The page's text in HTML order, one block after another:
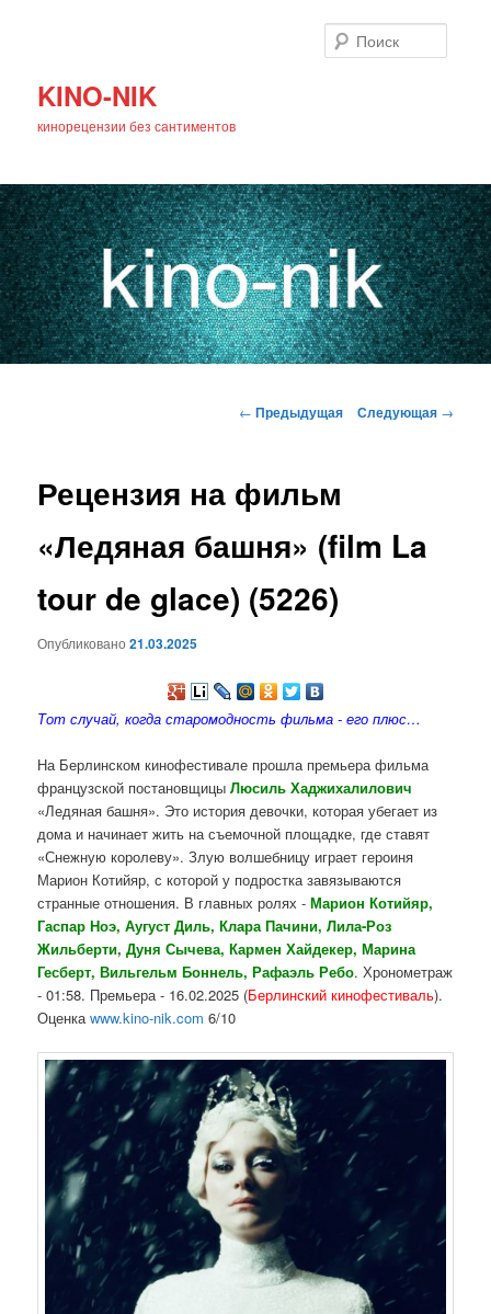
KINO-NIK
кинорецензии без сантиментов
основному
Навигация
← Предыдущая Следующая →
Рецензия на фильм
«Ледяная башня» (film La
tour de glace) (5226)
Опубликовано21.03.2025
Тот случай, когда старомодность фильма - его плюс…
На Берлинском кинофестивале прошла премьера фильма
французской постановщицыЛюсиль Хаджихалилович
«Ледяная башня». Это история девочки, которая убегает из
дома и начинает жить на съемочной площадке, где ставят
«Снежную королеву». Злую волшебницу играет героиня
Марион Котийяр, с которой у подростка завязываются
странные отношения. В главных ролях -Марион Котийяр,
Гаспар Ноэ, Аугуст Диль, Клара Пачини, Лила-Роз
Жильберти, Дуня Сычева, Кармен Хайдекер, Марина
Гесберт, Вильгельм Боннель, Рафаэль Ребо. Хронометраж
- 01:58. Премьера - 16.02.2025 (Берлинский кинофестиваль).
Оценкаwww.kino-nik.com 6/10